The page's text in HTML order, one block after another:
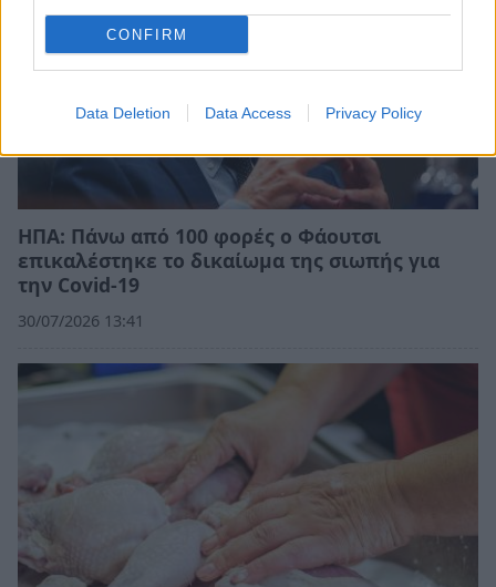
CONFIRM
Data Deletion Data Access Privacy Policy
ΗΠΑ: Πάνω από 100 φορές ο Φάουτσι
επικαλέστηκε το δικαίωμα της σιωπής για
την Covid-19
30/07/2026 13:41